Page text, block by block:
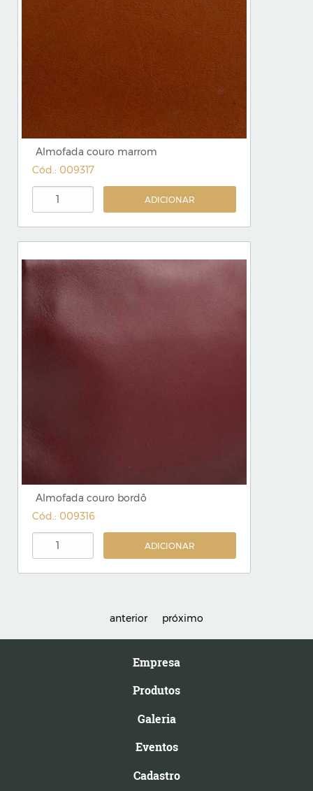
Almofada couro marrom
Cód.: 009317
ADICIONAR
Almofada couro bordô
Cód.: 009316
ADICIONAR
anterior próximo
Empresa
Produtos
Galeria
Eventos
Cadastro